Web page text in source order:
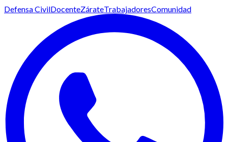
Defensa CivilDocenteZárateTrabajadoresComunidad